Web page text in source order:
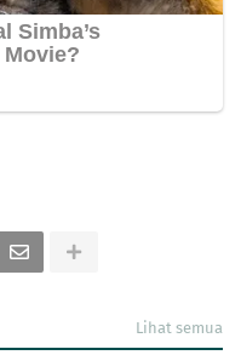
Lihat semua